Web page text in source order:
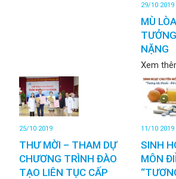
29/10 2019
MÙ
NẶNG
Xem
25/10 2019
THƯ MỜI – THAM DỰ
CHƯƠNG TRÌNH ĐÀO
TẠO LIÊN TỤC CẤP
11/10 2019
SINH
MÔN